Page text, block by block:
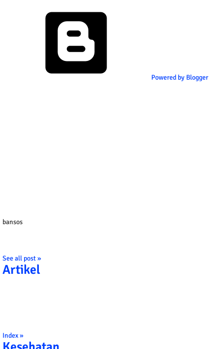
Powered by Blogger
bansos
See all post »
Artikel
Index »